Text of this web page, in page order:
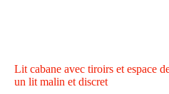
Lit cabane avec tiroirs et espace
un lit malin et discret